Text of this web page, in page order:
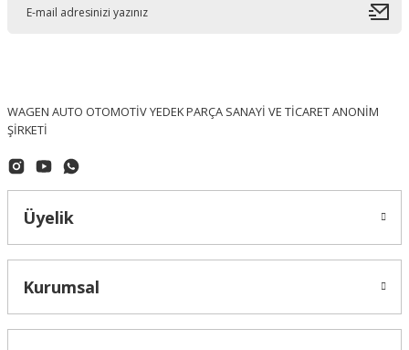
WAGEN AUTO OTOMOTİV YEDEK PARÇA SANAYİ VE TİCARET ANONİM
ŞİRKETİ
Üyelik
Kurumsal